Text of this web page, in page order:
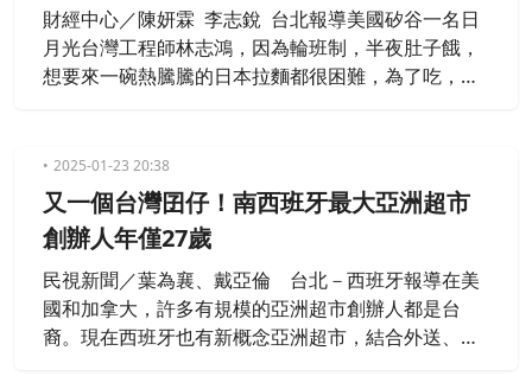
財經中心／陳妍霖 李志銳 台北報導美國矽谷一名日
月光台灣工程師林志鴻，因為輪班制，半夜肚子餓，
想要來一碗熱騰騰的日本拉麵都很困難，為了吃，他
功進駐到特斯拉，連馬斯克都稱讚，業者還獨家透露
說，下一步，要推台灣鹹酥雞自動販賣機。
2025-01-23 20:38
又一個台灣囝仔！南西班牙最大亞洲超市
創辦人年僅27歲
民視新聞／葉為襄、戴亞倫 台北－西班牙報導在美
國和加拿大，許多有規模的亞洲超市創辦人都是台
裔。現在西班牙也有新概念亞洲超市，結合外送、郵